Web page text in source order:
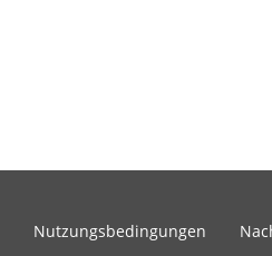
Nutzungsbedingungen